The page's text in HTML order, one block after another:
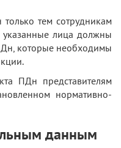
тем сотрудникам
лица должны
которые необходимы
ПДн представителям
нормативно-
данным